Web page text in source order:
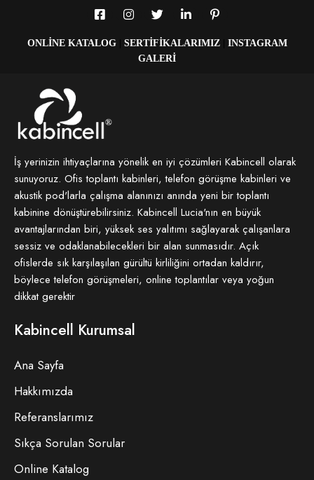
ONLINE KATALOG| SERTIFIKALARIMIZ| INSTAGRAM
GALERI
İş yerinizin ihtiyaçlarına yönelik en iyi çözümleri Kabincell olarak
sunuyoruz. Ofis toplantı kabinleri, telefon görüşme kabinleri ve
akustik pod'larla çalışma alanınızı anında yeni bir toplantı
kabinine dönüştürebilirsiniz. Kabincell Lucia'nın en büyük
avantajlarından biri, yüksek ses yalıtımı sağlayarak çalışanlara
sessiz ve odaklanabilecekleri bir alan sunmasıdır. Açık
ofislerde sık karşılaşılan gürültü kirliliğini ortadan kaldırır,
böylece telefon görüşmeleri, online toplantılar veya yoğun
dikkat gerektir
Kabincell Kurumsal
Ana Sayfa
Hakkımızda
Referanslarımız
Sıkça Sorulan Sorular
Online Katalog